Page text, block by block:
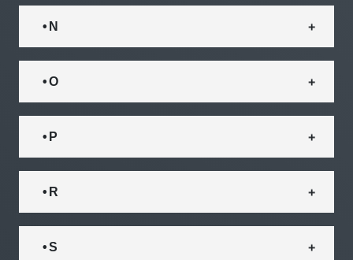
• N
• O
• P
• R
• S